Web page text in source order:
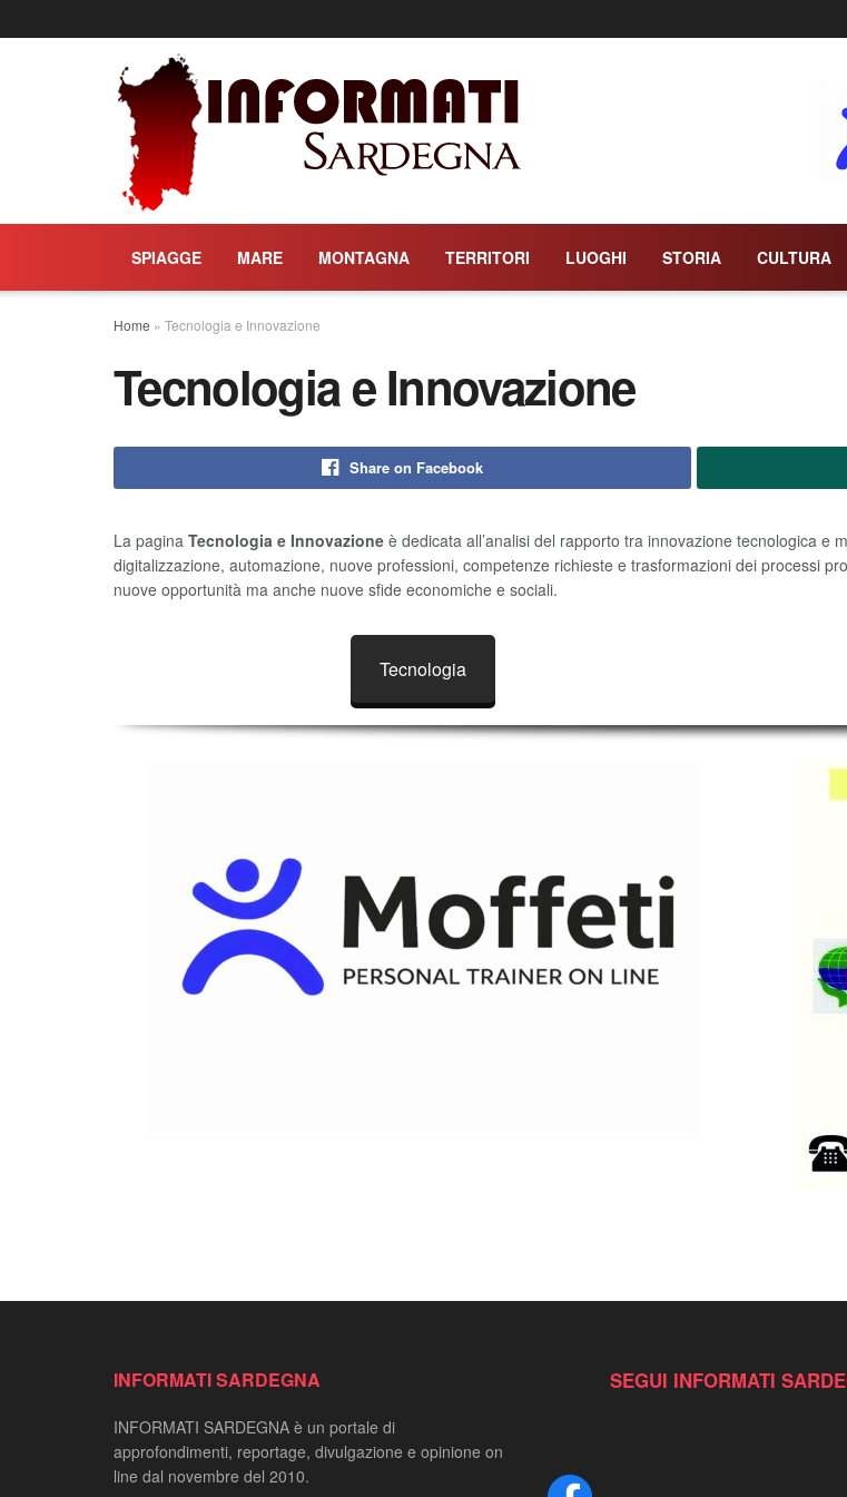
SPIAGGE MARE MONTAGNA TERRITORI LUOGHI STORIA CULTURA
Home » Tecnologia e Innovazione
Tecnologia e Innovazione
Share on Facebook
La pagina Tecnologia e Innovazione è dedicata all’analisi del rapporto tra innovazione tecnologica
digitalizzazione, automazione, nuove professioni, competenze richieste e trasformazioni dei processi
nuove opportunità ma anche nuove sfide economiche e sociali.
Tecnologia
INFORMATI SARDEGNA
INFORMATI SARDEGNA è un portale di
approfondimenti, reportage, divulgazione e opinione on
line dal novembre del 2010.
SEGUI INFORMATI